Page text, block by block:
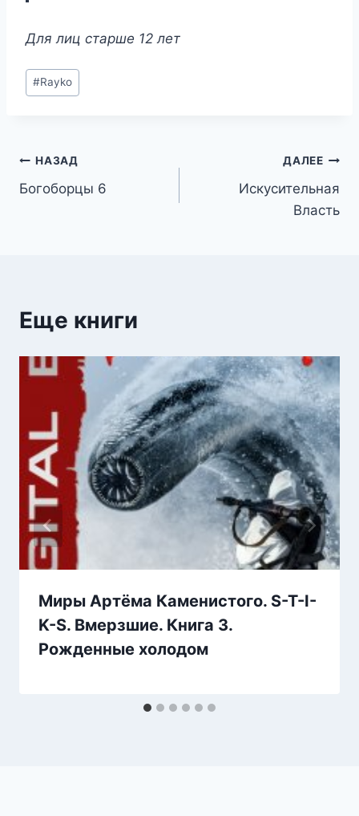
Для лиц старше 12 лет
Метки
записи:
#Rayko
Навигация
по
НАЗАД
Богоборцы 6
ДАЛЕЕ
Искусительная
Власть
Еще книги
Миры Артёма Каменистого. S-T-I-
K-S. Вмерзшие. Книга 3.
Рожденные холодом